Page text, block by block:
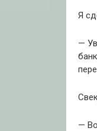
Я
—
—